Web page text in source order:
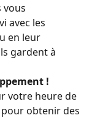
vous
avec les
en leur
gardent à
!
votre heure de
obtenir des